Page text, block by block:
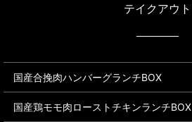
テイクアウト
国産合挽肉ハンバーグランチBOX
国産鶏モモ肉ローストチキンランチBOX